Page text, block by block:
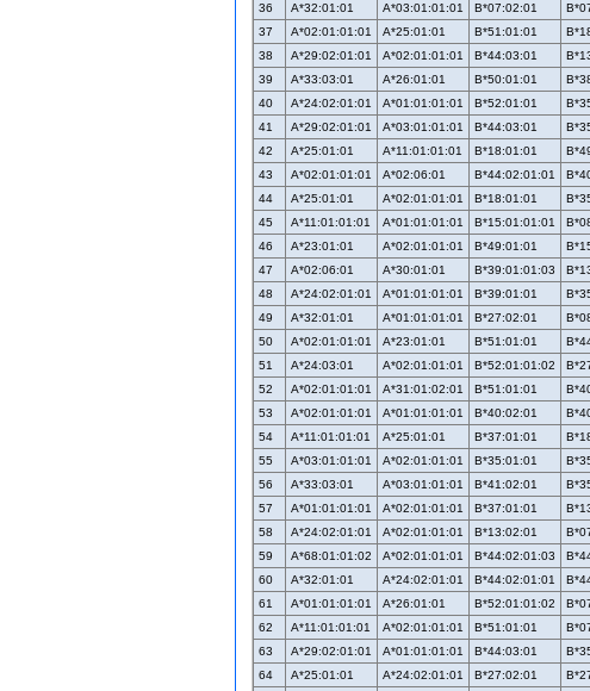
36
A*32:01:01 A*03:01:01:01 B*07:02:01
37
A*02:01:01:01 A*25:01:01 B*51:01:01
38
A*29:02:01:01 A*02:01:01:01 B*44:03:01
39
A*33:03:01 A*26:01:01 B*50:01:01
40
A*24:02:01:01 A*01:01:01:01 B*52:01:01
41
A*29:02:01:01 A*03:01:01:01 B*44:03:01
42
A*25:01:01 A*11:01:01:01 B*18:01:01
43
A*02:01:01:01 A*02:06:01 B*44:02:01:01
44
A*25:01:01 A*02:01:01:01 B*18:01:01
45
A*11:01:01:01 A*01:01:01:01 B*15:01:01:01
46
A*23:01:01 A*02:01:01:01 B*49:01:01
47
A*02:06:01 A*30:01:01 B*39:01:01:03
48
A*24:02:01:01 A*01:01:01:01 B*39:01:01
49
A*32:01:01 A*01:01:01:01 B*27:02:01
50
A*02:01:01:01 A*23:01:01 B*51:01:01
51
A*24:03:01 A*02:01:01:01 B*52:01:01:02
52
A*02:01:01:01 A*31:01:02:01 B*51:01:01
53
A*02:01:01:01 A*01:01:01:01 B*40:02:01
54
A*11:01:01:01 A*25:01:01 B*37:01:01
55
A*03:01:01:01 A*02:01:01:01 B*35:01:01
56
A*33:03:01 A*03:01:01:01 B*41:02:01
57
A*01:01:01:01 A*02:01:01:01 B*37:01:01
58
A*24:02:01:01 A*02:01:01:01 B*13:02:01
59
A*68:01:01:02 A*02:01:01:01 B*44:02:01:03
60
A*32:01:01 A*24:02:01:01 B*44:02:01:01
61
A*01:01:01:01 A*26:01:01 B*52:01:01:02
62
A*11:01:01:01 A*02:01:01:01 B*51:01:01
63
A*29:02:01:01 A*01:01:01:01 B*44:03:01
64
A*25:01:01 A*24:02:01:01 B*27:02:01